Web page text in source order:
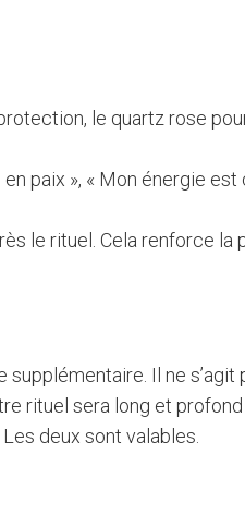
le quartz rose
paix », « Mon énergie est
le rituel. Cela renforce la
Il ne s’agit
rituel sera long et profond
deux sont valables.